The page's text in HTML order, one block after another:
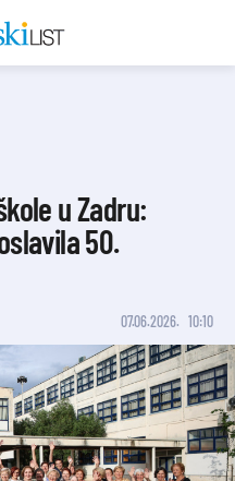
u Zadru:
50.
07.06.2026. 10:10